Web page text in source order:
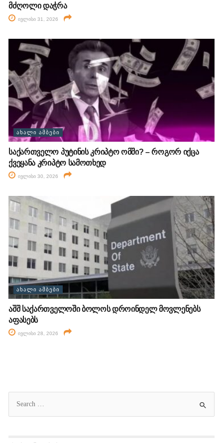
მძღოლი დაჭრა
ივლისი 31, 2026
ᲐᲮᲐᲚᲘ ᲐᲛᲑᲔᲑᲘ
საქართველო პუტინის კრიპტო ომში? – როგორ იქცა
ქვეყანა კრიპტო სამოთხედ
ივლისი 30, 2026
ᲐᲮᲐᲚᲘ ᲐᲛᲑᲔᲑᲘ
აშშ საქართველოში ბოლოს დროინდელ მოვლენებს
აფასებს
ივლისი 28, 2026